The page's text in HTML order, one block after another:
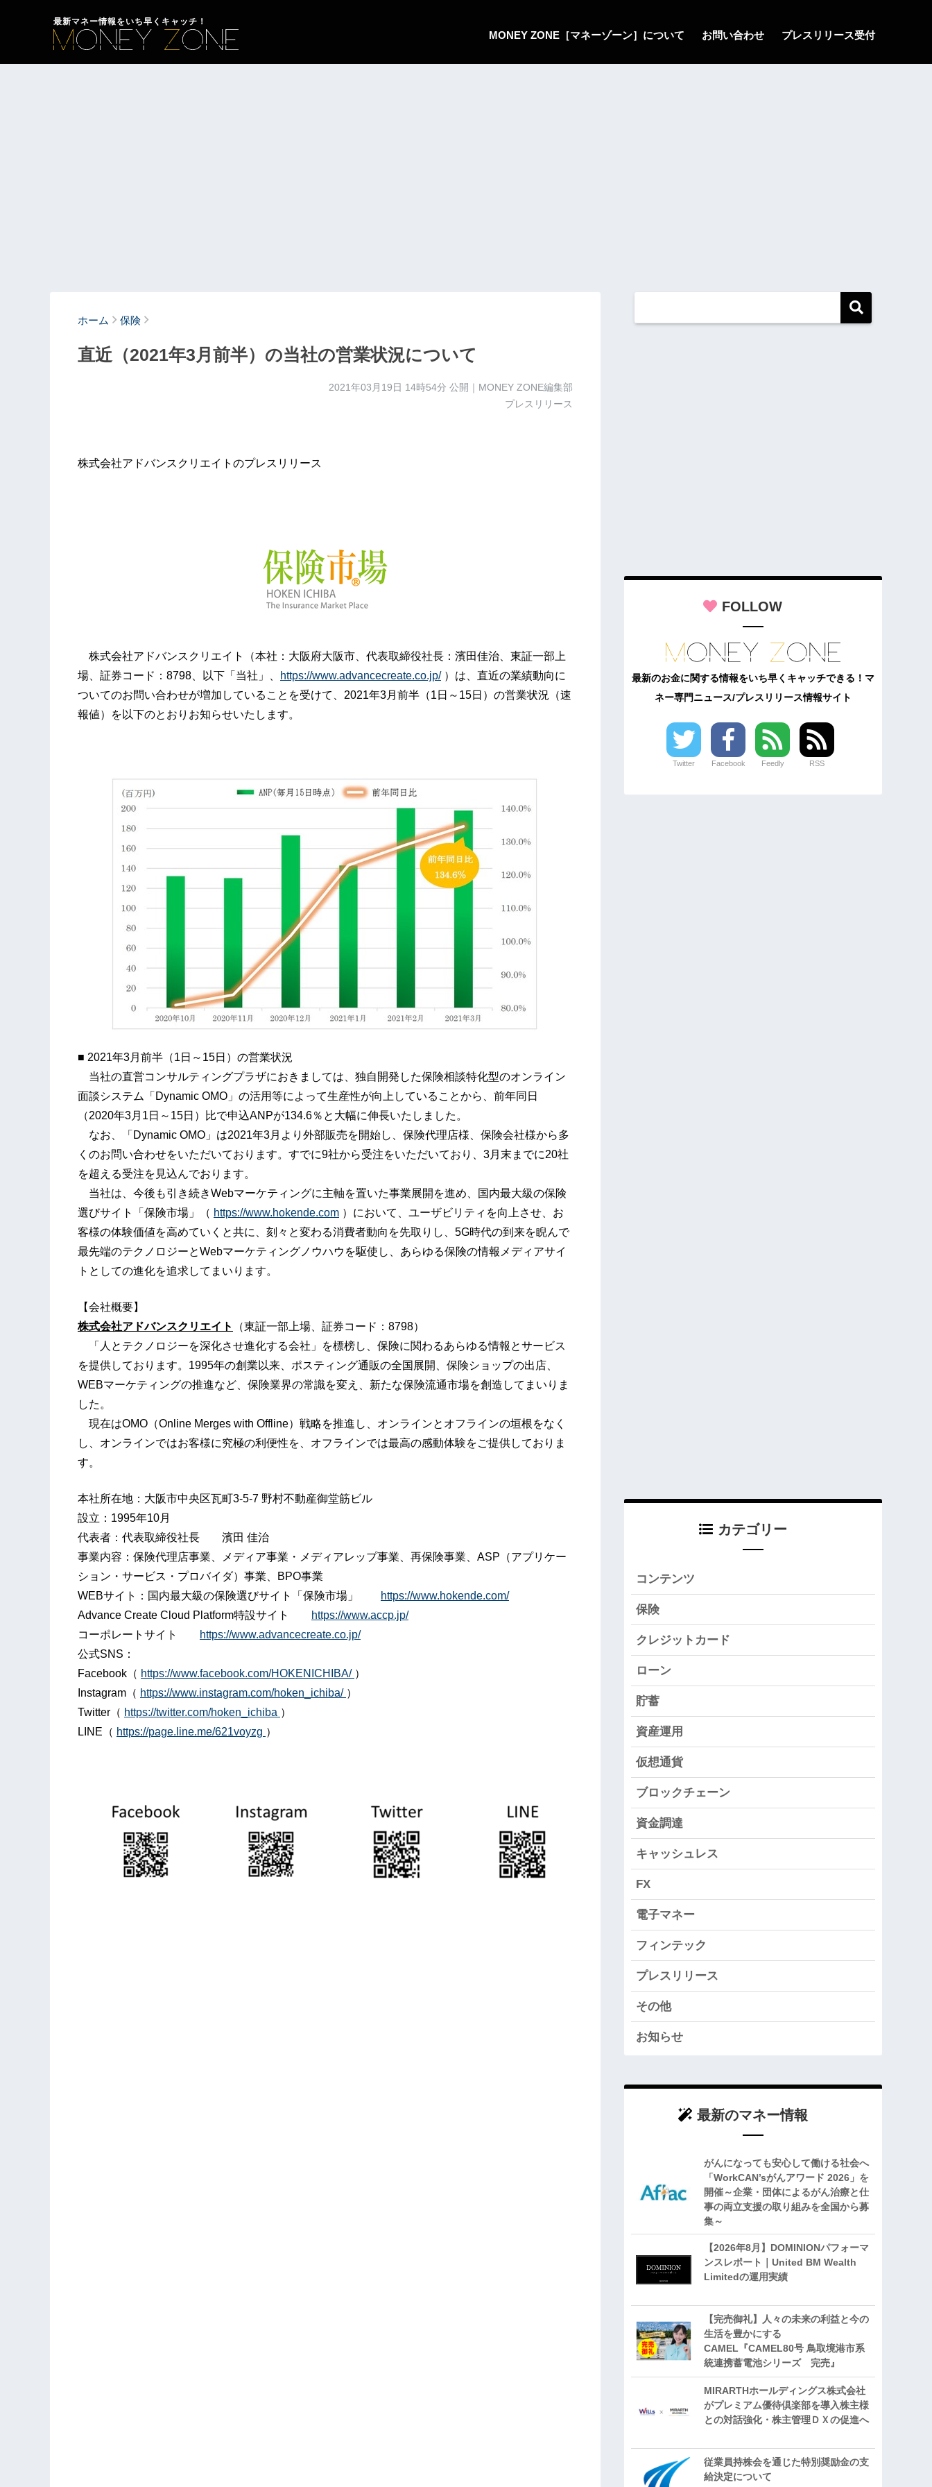
最新マネー情報をいち早くキャッチ！
MONEY ZONE［マネーゾーン］について お問い合わせ プレスリリース受付
ホーム 保険
直近（2021年3月前半）の当社の営業状況について
2021年03月19日 14時54分 公開｜MONEY ZONE編集部
プレスリリース
株式会社アドバンスクリエイトのプレスリリース
株式会社アドバンスクリエイト（本社：大阪府大阪市、代表取締役社長：濱田佳治、東証一部上
場、証券コード：8798、以下「当社」、
https://www.advancecreate.co.jp/）は、直近の業績動向に
ついてのお問い合わせが増加していることを受けて、2021年3月前半（1日～15日）の営業状況（速
報値）を以下のとおりお知らせいたします。
■ 2021年3月前半（1日～15日）の営業状況
当社の直営コンサルティングプラザにおきましては、独自開発した保険相談特化型のオンライン
面談システム「Dynamic OMO」の活用等によって生産性が向上していることから、前年同日
（2020年3月1日～15日）比で申込ANPが134.6％と大幅に伸長いたしました。
なお、「Dynamic OMO」は2021年3月より外部販売を開始し、保険代理店様、保険会社様から多
くのお問い合わせをいただいております。すでに9社から受注をいただいており、3月末までに20社
を超える受注を見込んでおります。
当社は、今後も引き続きWebマーケティングに主軸を置いた事業展開を進め、国内最大級の保険
選びサイト「保険市場」（ https://www.hokende.com ）において、ユーザビリティを向上させ、お
客様の体験価値を高めていくと共に、刻々と変わる消費者動向を先取りし、5G時代の到来を睨んで
最先端のテクノロジーとWebマーケティングノウハウを駆使し、あらゆる保険の情報メディアサイ
トとしての進化を追求してまいります。
【会社概要】
株式会社アドバンスクリエイト
（東証一部上場、証券コード：8798）
「人とテクノロジーを深化させ進化する会社」を標榜し、保険に関わるあらゆる情報とサービス
を提供しております。1995年の創業以来、ポスティング通販の全国展開、保険ショップの出店、
WEBマーケティングの推進など、保険業界の常識を変え、新たな保険流通市場を創造してまいりま
した。
現在はOMO（Online Merges with Offline）戦略を推進し、オンラインとオフラインの垣根をなく
し、オンラインではお客様に究極の利便性を、オフラインでは最高の感動体験をご提供しておりま
す。
本社所在地：大阪市中央区瓦町3-5-7 野村不動産御堂筋ビル
設立：1995年10月
代表者：代表取締役社長 濱田 佳治
事業内容：保険代理店事業、メディア事業・メディアレップ事業、再保険事業、ASP（アプリケー
ション・サービス・プロバイダ）事業、BPO事業
WEBサイト：国内最大級の保険選びサイト「保険市場」
https://www.hokende.com/
Advance Create Cloud Platform特設サイト
https://www.accp.jp/
コーポレートサイト
https://www.advancecreate.co.jp/
公式SNS：
Facebook（ https://www.facebook.com/HOKENICHIBA/ ）
Instagram（ https://www.instagram.com/hoken_ichiba/ ）
Twitter（ https://twitter.com/hoken_ichiba ）
LINE（ https://page.line.me/621voyzg ）
FOLLOW
最新のお金に関する情報をいち早くキャッチできる！マ
ネー専門ニュース/プレスリリース情報サイト
Twitter Facebook Feedly RSS
カテゴリー
コンテンツ
保険
クレジットカード
ローン
貯蓄
資産運用
仮想通貨
ブロックチェーン
資金調達
キャッシュレス
FX
電子マネー
フィンテック
プレスリリース
その他
お知らせ
最新のマネー情報
がんになっても安心して働ける社会へ
「WorkCAN’sがんアワード 2026」を
開催～企業・団体によるがん治療と仕
事の両立支援の取り組みを全国から募
集～
【2026年8月】DOMINIONパフォーマ
ンスレポート｜United BM Wealth
Limitedの運用実績
【完売御礼】人々の未来の利益と今の
生活を豊かにする
CAMEL『CAMEL80号 鳥取境港市系
統連携蓄電池シリーズ 完売』
MIRARTHホールディングス株式会社
がプレミアム優待倶楽部を導入株主様
との対話強化・株主管理ＤＸの促進へ
従業員持株会を通じた特別奨励金の支
給決定について